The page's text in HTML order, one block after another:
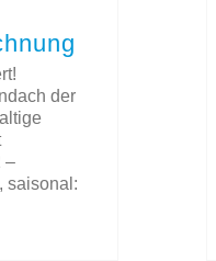
der
–
saisonal: